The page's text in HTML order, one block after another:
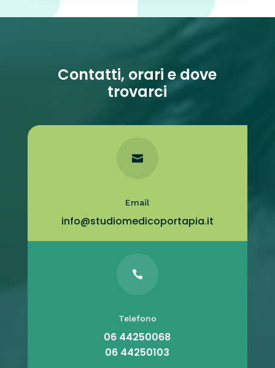
Contatti, orari e dove
trovarci

Email
info@studiomedicoportapia.it

Telefono
06 44250068
06 44250103